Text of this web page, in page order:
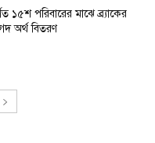
১৫শ পরিবারের মাঝে ব্র্যাকের
অর্থ বিতরণ